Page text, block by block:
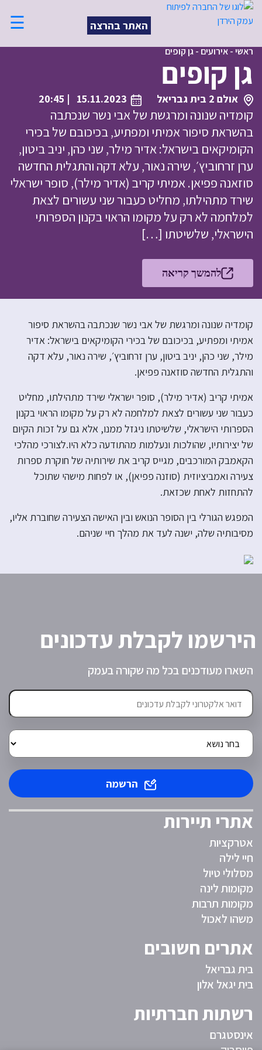
האתר בהרצה ☰
ראשי-אירועים -גן קופים
גן קופים
אולם 2 בית גבריאל 15.11.2023
| 20:45
קומדיה שנונה ומרגשת של אבי נשר שנכתבה
בהשראת סיפור אמיתי ומפתיע, בכיכובם של בכירי
הקומיקאים בישראל: אדיר מילר, שני כהן, יניב ביטון,
ערן זרחוביץ׳, שירה נאור, עלא דקה והתגלית החדשה
סוזאנה פפיאן. אמיתי קריב (אדיר מילר), סופר ישראלי
שירד מתהילתו, מחליט כעבור שני עשורים לצאת
למלחמה לא רק על מקומו הראוי בקנון הספרותי
הישראלי, שלשיטתו […]
להמשך קריאה
קומדיה שנונה ומרגשת של אבי נשר שנכתבה בהשראת סיפור
אמיתי ומפתיע, בכיכובם של בכירי הקומיקאים בישראל: אדיר
מילר, שני כהן, יניב ביטון, ערן זרחוביץ׳, שירה נאור, עלא דקה
והתגלית החדשה סוזאנה פפיאן.
אמיתי קריב (אדיר מילר), סופר ישראלי שירד מתהילתו, מחליט
כעבור שני עשורים לצאת למלחמה לא רק על מקומו הראוי בקנון
הספרותי הישראלי, שלשיטתו ניגזל ממנו, אלא גם על זכות הקיום
של יצירותיו, שהולכות ונעלמות מהתודעה כלא היו.לצורכי מהלכי
הקאמבק המורכבים, מגייס קריב את שירותיה של חוקרת ספרות
צעירה ואמביציוזית (סוזנה פפיאן), או לפחות מישהי שתוכל
להתחזות לאחת שכזאת.
המפגש הגורלי בין הסופר הנואש ובין האישה הצעירה שחוברת אליו,
מסיבותיה שלה, ישנה לעד את מהלך חיי שניהם.
הירשמו לקבלת עדכונים
השארו מעודכנים בכל מה שקורה בעמק
הרשמה
אתרי תיירות
אטרקציות
חיי לילה
מסלולי טיול
מקומות לינה
מקומות תרבות
משהו לאכול
אתרים חשובים
בית גבריאל
בית יגאל אלון
רשתות חברתיות
אינסטגרם